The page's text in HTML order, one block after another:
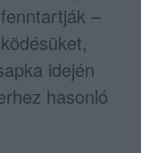
–
idején
hasonló